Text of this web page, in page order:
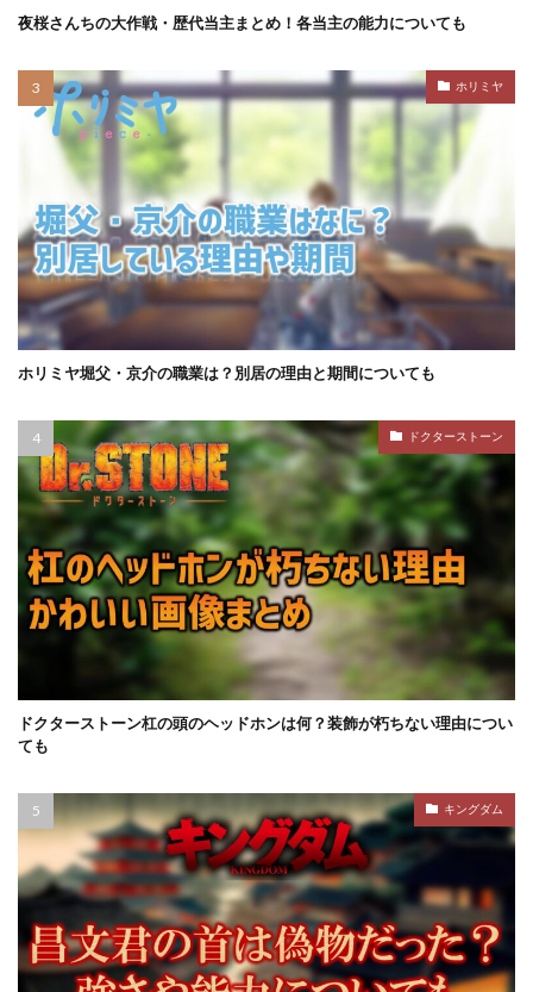
夜桜さんちの大作戦・歴代当主まとめ！各当主の能力についても
ホリミヤ
ホリミヤ堀父・京介の職業は？別居の理由と期間についても
ドクターストーン
ドクターストーン杠の頭のヘッドホンは何？装飾が朽ちない理由につい
ても
キングダム